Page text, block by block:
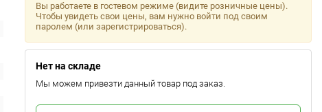
Вы работаете в гостевом режиме (видите розничные цены).
Чтобы увидеть свои цены, вам нужно войти под своим
паролем (или зарегистрироваться).
Нет на складе
Мы можем привезти данный товар под заказ.